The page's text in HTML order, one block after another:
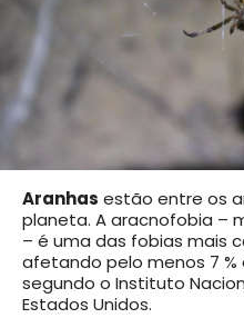
Aranhas estão entre os
planeta. A aracnofobia –
– é uma das fobias mais
afetando pelo menos 7
segundo o Instituto
Estados Unidos.